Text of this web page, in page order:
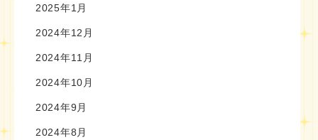
2025年1月
2024年12月
2024年11月
2024年10月
2024年9月
2024年8月